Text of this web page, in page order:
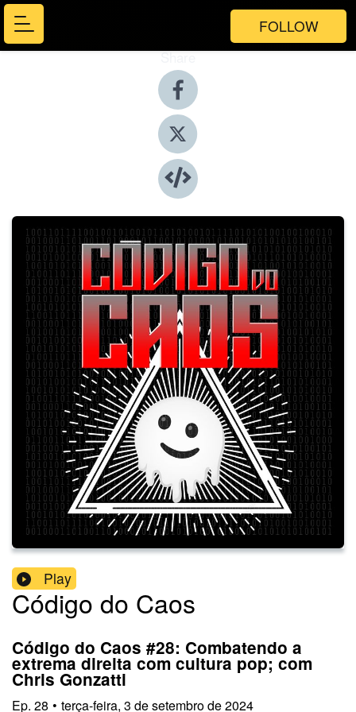
FOLLOW
Share
Play
Código do Caos
Código do Caos #28: Combatendo a
extrema direita com cultura pop; com
Chris Gonzatti
Ep. 28 • terça-feira, 3 de setembro de 2024